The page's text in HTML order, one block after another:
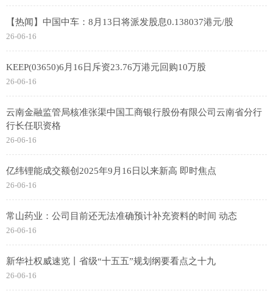
【热闻】中国中车：8月13日将派发股息0.138037港元/股
26-06-16
KEEP(03650)6月16日斥资23.76万港元回购10万股
26-06-16
云南金融监管局核准张渠中国工商银行股份有限公司云南省分行
行长任职资格
26-06-16
亿纬锂能成交额创2025年9月16日以来新高 即时焦点
26-06-16
常山药业：公司目前还无法准确预计补充资料的时间 动态
26-06-16
新华社权威速览丨省级“十五五”规划纲要看点之十九
26-06-16